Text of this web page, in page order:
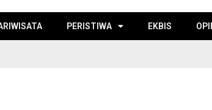
PERISTIWA EKBIS